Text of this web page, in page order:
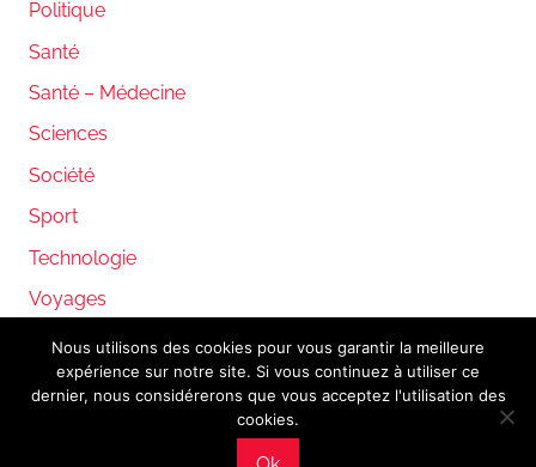
Politique
Santé
Santé – Médecine
Sciences
Société
Sport
Technologie
Voyages
WordPress Theme: Donovan by ThemeZee.
Nous utilisons des cookies pour vous garantir la meilleure
expérience sur notre site. Si vous continuez à utiliser ce
dernier, nous considérerons que vous acceptez l'utilisation des
cookies.